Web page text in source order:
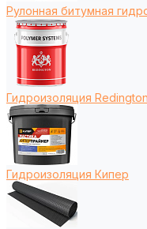
Рулонная битумная
Гидроизоляция Redington
Гидроизоляция Кипер